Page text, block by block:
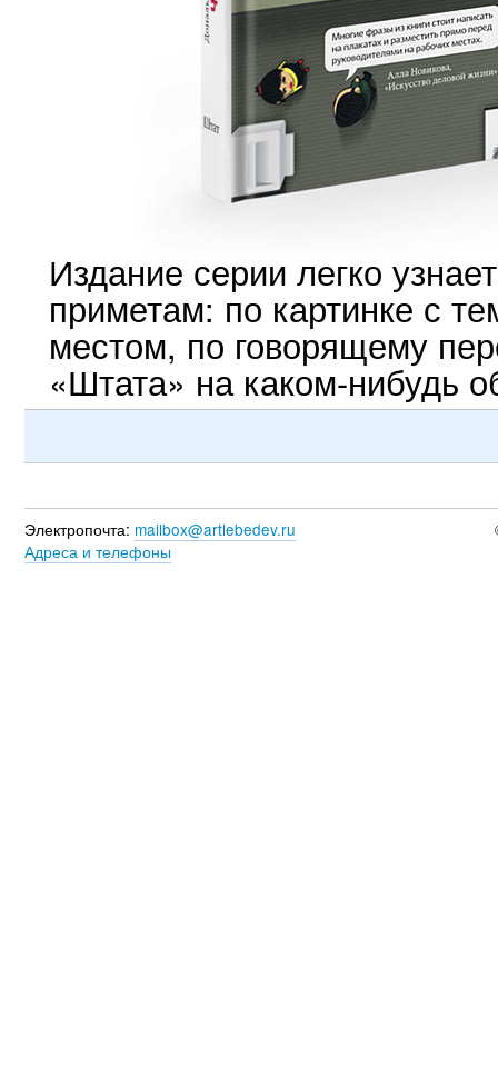
Издание серии легко
приметам: по картинке с
местом, по говорящему
«Штата» на каком-нибудь
Электропочта: mailbox@artlebedev.ru
Адреса и телефоны